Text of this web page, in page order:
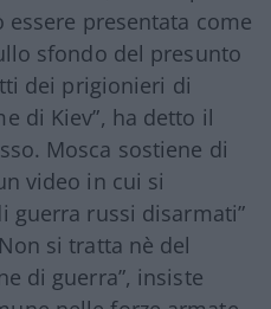
presentata come
sfondo del presunto
dei prigionieri di
di Kiev”, ha detto il
Mosca sostiene di
video in cui si
guerra russi disarmati”
si tratta nè del
di guerra”, insiste